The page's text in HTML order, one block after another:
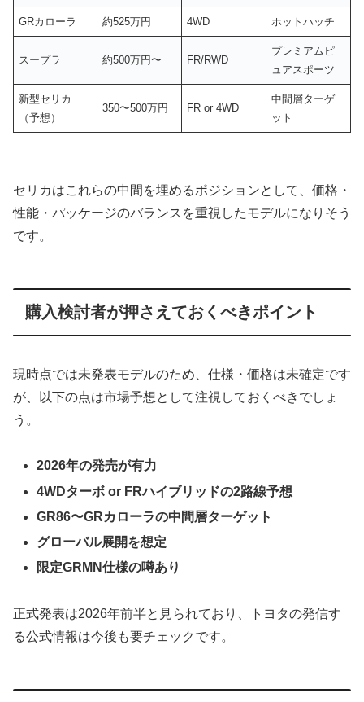
GRカローラ 約525万円 4WD ホットハッチ
スープラ 約500万円〜 FR/RWD
プレミアムピ
ュアスポーツ
新型セリカ
（予想）
350〜500万円 FR or 4WD
中間層ターゲ
ット
セリカはこれらの中間を埋めるポジションとして、価格・
性能・パッケージのバランスを重視したモデルになりそう
です。
購入検討者が押さえておくべきポイント
現時点では未発表モデルのため、仕様・価格は未確定です
が、以下の点は市場予想として注視しておくべきでしょ
う。
2026年の発売が有力
4WDターボ or FRハイブリッドの2路線予想
GR86〜GRカローラの中間層ターゲット
グローバル展開を想定
限定GRMN仕様の噂あり
正式発表は2026年前半と見られており、トヨタの発信す
る公式情報は今後も要チェックです。